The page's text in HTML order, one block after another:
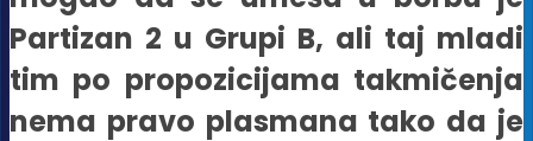
Partizan 2 u Grupi B, ali taj mladi
tim po propozicijama takmičenja
nema pravo plasmana tako da je